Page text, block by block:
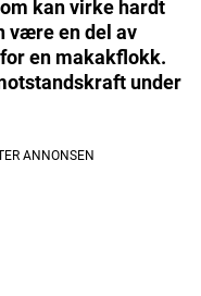
kan virke hardt
være en del av
en makakflokk.
under